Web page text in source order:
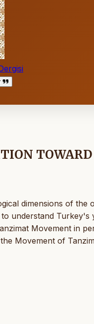
dimensions of the
understand Turkey's
Movement in
Movement of